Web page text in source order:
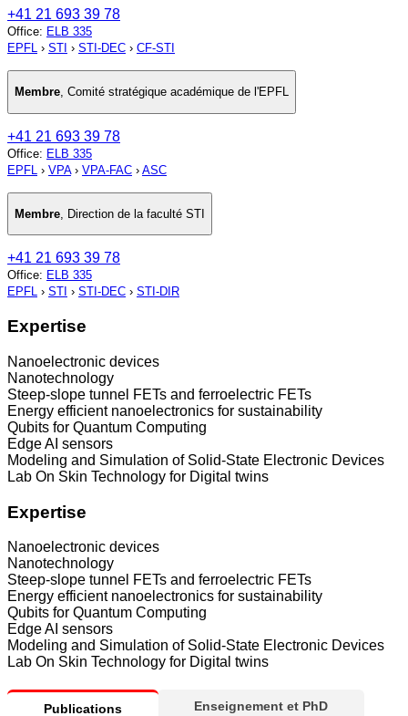
+41 21 693 39 78
Office: ELB 335
EPFL › STI › STI-DEC › CF-STI
Membre, Comité stratégique académique de l'EPFL
+41 21 693 39 78
Office: ELB 335
EPFL › VPA› VPA-FAC › ASC
Membre, Direction de la faculté STI
+41 21 693 39 78
Office: ELB 335
EPFL › STI › STI-DEC › STI-DIR
Expertise
Nanoelectronic devices
Nanotechnology
Steep-slope tunnel FETs and ferroelectric FETs
Energy efficient nanoelectronics for sustainability
Qubits for Quantum Computing
Edge AI sensors
Modeling and Simulation of Solid-State Electronic Devices
Lab On Skin Technology for Digital twins
Expertise
Nanoelectronic devices
Nanotechnology
Steep-slope tunnel FETs and ferroelectric FETs
Energy efficient nanoelectronics for sustainability
Qubits for Quantum Computing
Edge AI sensors
Modeling and Simulation of Solid-State Electronic Devices
Lab On Skin Technology for Digital twins
Publications Enseignement et PhD